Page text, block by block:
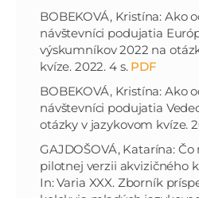
BOBEKOVÁ, Kristína: Ako
návštevníci podujatia
výskumníkov 2022 na
kvíze. 2022. 4 s. PDF
BOBEKOVÁ, Kristína: Ako
návštevníci podujatia
otázky v jazykovom kvíze.
GAJDOŠOVÁ, Katarína:
pilotnej verzii akvizičného
In: Varia XXX. Zborník